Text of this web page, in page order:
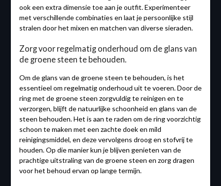
ook een extra dimensie toe aan je outfit. Experimenteer
met verschillende combinaties en laat je persoonlijke stijl
stralen door het mixen en matchen van diverse sieraden.
Zorg voor regelmatig onderhoud om de glans van
de groene steen te behouden.
Om de glans van de groene steen te behouden, is het
essentieel om regelmatig onderhoud uit te voeren. Door de
ring met de groene steen zorgvuldig te reinigen en te
verzorgen, blijft de natuurlijke schoonheid en glans van de
steen behouden. Het is aan te raden om de ring voorzichtig
schoon te maken met een zachte doek en mild
reinigingsmiddel, en deze vervolgens droog en stofvrij te
houden. Op die manier kun je blijven genieten van de
prachtige uitstraling van de groene steen en zorg dragen
voor het behoud ervan op lange termijn.